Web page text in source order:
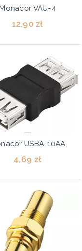
VAU-4
12,90 zł
USBA-10AA
4,69 zł